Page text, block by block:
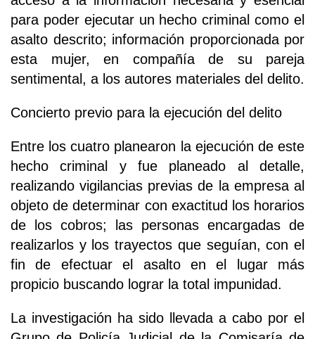
para poder ejecutar un hecho criminal como el
asalto descrito; información proporcionada por
esta mujer, en compañía de su pareja
sentimental, a los autores materiales del delito.
Concierto previo para la ejecución del delito
Entre los cuatro planearon la ejecución de este
hecho criminal y fue planeado al detalle,
realizando vigilancias previas de la empresa al
objeto de determinar con exactitud los horarios
de los cobros; las personas encargadas de
realizarlos y los trayectos que seguían, con el
fin de efectuar el asalto en el lugar más
propicio buscando lograr la total impunidad.
La investigación ha sido llevada a cabo por el